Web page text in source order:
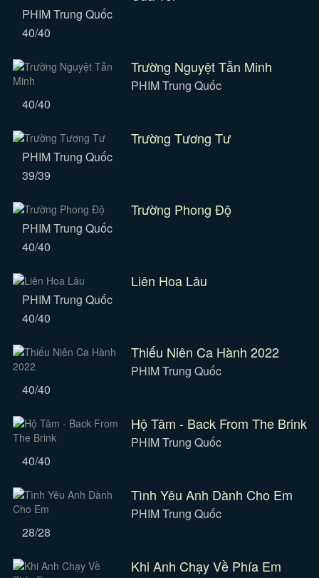
PHIM Trung Quốc
40/40
Trường Nguyệt Tẫn Minh
PHIM Trung Quốc
40/40
Trường Tương Tư
PHIM Trung Quốc
39/39
Trường Phong Độ
PHIM Trung Quốc
40/40
Liên Hoa Lâu
PHIM Trung Quốc
40/40
Thiếu Niên Ca Hành 2022
PHIM Trung Quốc
40/40
Hộ Tâm - Back From The Brink
PHIM Trung Quốc
40/40
Tình Yêu Anh Dành Cho Em
PHIM Trung Quốc
28/28
Khi Anh Chạy Về Phía Em